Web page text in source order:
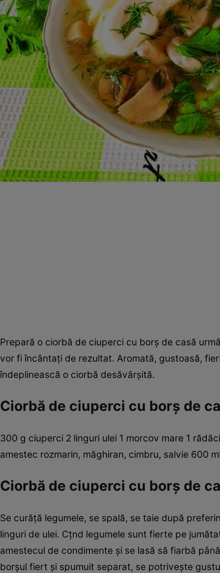
Prepară o ciorbă de ciuperci cu borş de casă
vor fi încântaţi de rezultat. Aromată, gustoasă,
îndeplinească o ciorbă desăvârşită.
Ciorbă de ciuperci cu borş de
300 g ciuperci 2 linguri ulei 1 morcov mare 1
amestec rozmarin, măghiran, cimbru, salvie 600
Ciorbă de ciuperci cu borş de
Se curăţă legumele, se spală, se taie după
linguri de ulei. Cţnd legumele sunt fierte pe
amestecul de condimente şi se lasă să fiarbă
borşul fiert şi spumuit separat, se potriveşte